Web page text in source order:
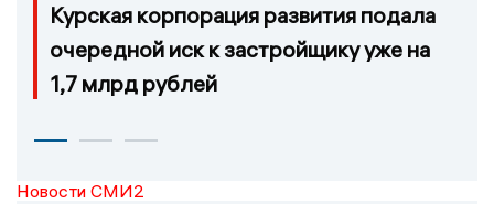
Курская корпорация развития подала
очередной иск к застройщику уже на
1,7 млрд рублей
Новости СМИ2